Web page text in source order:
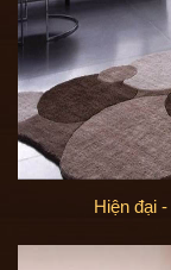
Hiện đại